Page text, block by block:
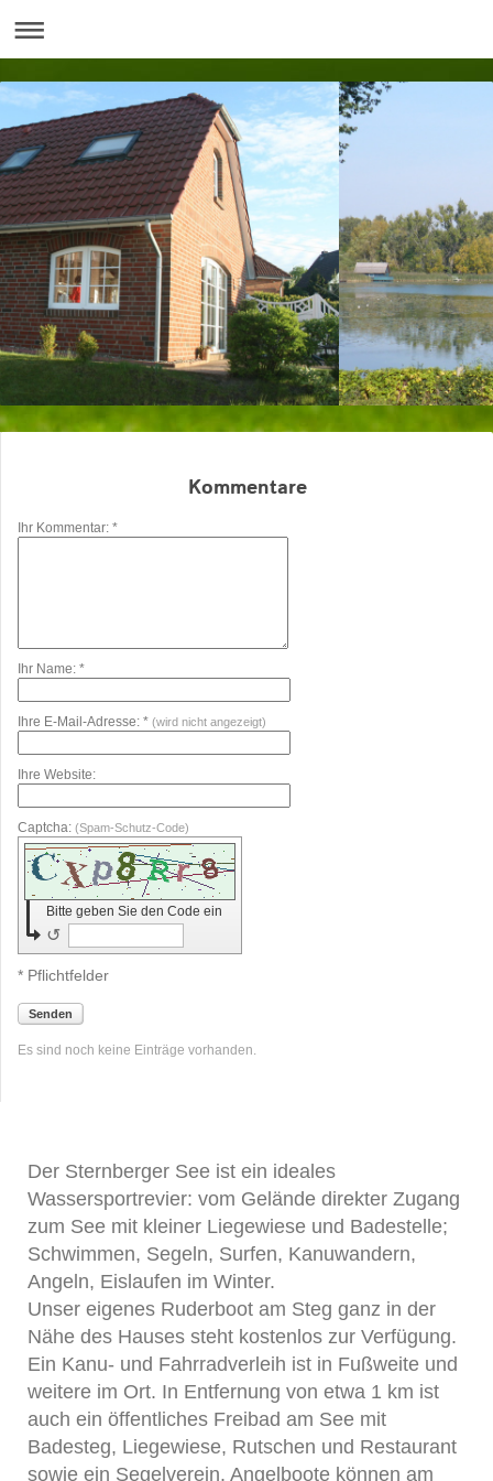
Kommentare
Ihr Kommentar: *
Ihr Name: *
Ihre E-Mail-Adresse: * (wird nicht angezeigt)
Ihre Website:
Captcha: (Spam-Schutz-Code)
Bitte geben Sie den Code ein
↺
* Pflichtfelder
Senden
Es sind noch keine Einträge vorhanden.
Der Sternberger See ist ein ideales
Wassersportrevier: vom Gelände direkter Zugang
zum See mit kleiner Liegewiese und Badestelle;
Schwimmen, Segeln, Surfen, Kanuwandern,
Angeln, Eislaufen im Winter.
Unser eigenes Ruderboot am Steg ganz in der
Nähe des Hauses steht kostenlos zur Verfügung.
Ein Kanu- und Fahrradverleih ist in Fußweite und
weitere im Ort. In Entfernung von etwa 1 km ist
auch ein öffentliches Freibad am See mit
Badesteg, Liegewiese, Rutschen und Restaurant
sowie ein Segelverein. Angelboote können am